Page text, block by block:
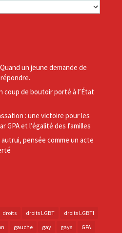
un jeune demande de
coup de boutoir porté à l’État
: une victoire pour les
GPA et l’égalité des familles
pensée comme un acte
droits droits LGBT
droits LGBTI
gauche gay gays GPA